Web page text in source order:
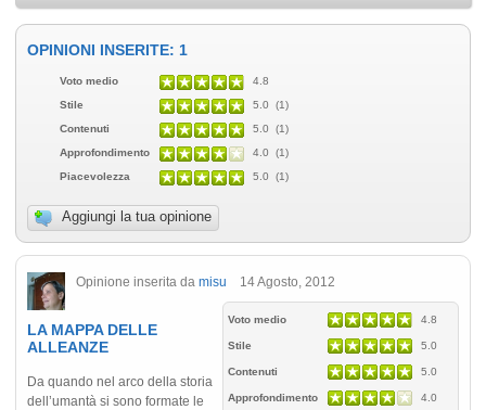
OPINIONI INSERITE: 1
Voto medio
4.8
Stile
5.0 (1)
Contenuti
5.0 (1)
Approfondimento
4.0 (1)
Piacevolezza
5.0 (1)
Aggiungi la tua opinione
Opinione inserita da misu 14 Agosto, 2012
Voto medio 4.8
Stile 5.0
Contenuti 5.0
Approfondimento 4.0
LA MAPPA DELLE
ALLEANZE
Da quando nel arco della storia
dell’umantà si sono formate le